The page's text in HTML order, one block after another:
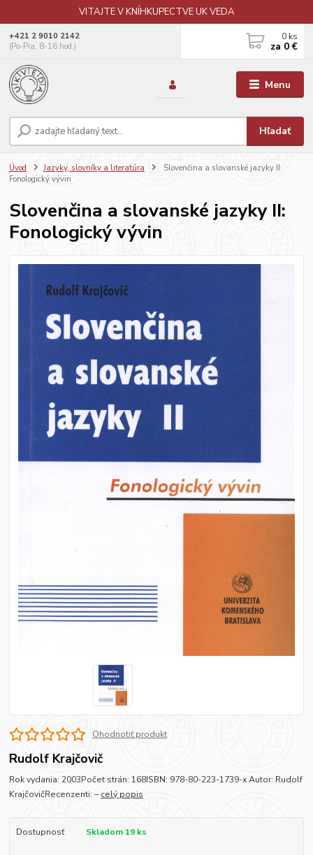
VITAJTE V KNÍHKUPECTVE UK VEDA
Menu
Hľadať
+421 2 9010 2142
(Po-Pia, 8-16 hod.)
0 ks
za 0 €
Úvod Jazyky, slovníky a literatúra
Slovenčina a slovanské jazyky II:
Fonologický vývin
Slovenčina a slovanské jazyky II:
Fonologický vývin
Ohodnotiť produkt
Rudolf Krajčovič
Rok vydania: 2003Počet strán: 168ISBN: 978-80-223-1739-x Autor: Rudolf
KrajčovičRecenzenti: – celý popis
Dostupnosť Skladom 19 ks